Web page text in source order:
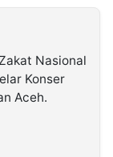
Nasional
Konser
Aceh.